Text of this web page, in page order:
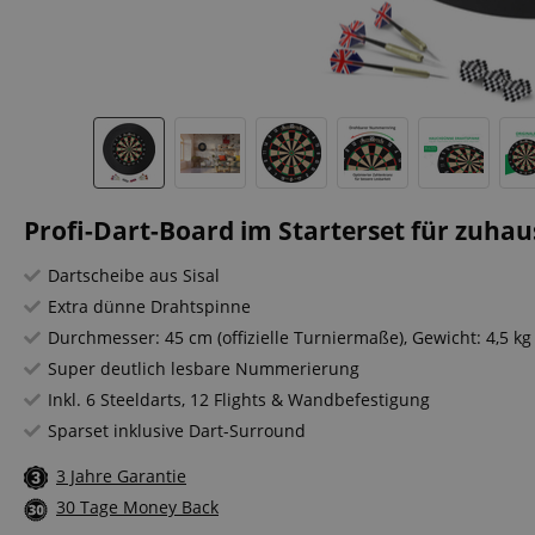
Profi-Dart-Board im Starterset für
Dartscheibe aus Sisal
Extra dünne Drahtspinne
Durchmesser: 45 cm (offizielle Turniermaße), Gewicht: 4,5 kg
Super deutlich lesbare Nummerierung
Inkl. 6 Steeldarts, 12 Flights & Wandbefestigung
Sparset inklusive Dart-Surround
3 Jahre Garantie
30 Tage Money Back